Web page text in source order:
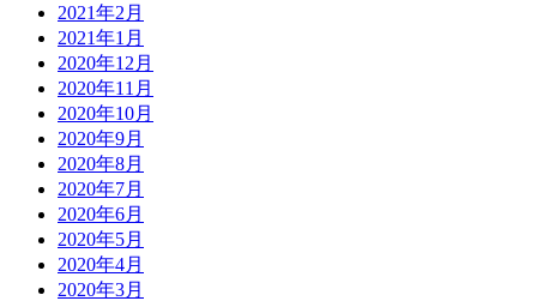
2021年2月
2021年1月
2020年12月
2020年11月
2020年10月
2020年9月
2020年8月
2020年7月
2020年6月
2020年5月
2020年4月
2020年3月